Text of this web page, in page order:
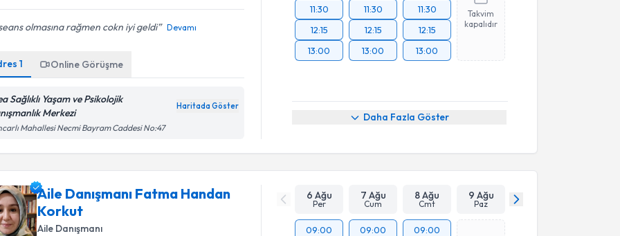
olmasına rağmen cokn iyi geldi Devamı
1 Online Görüşme
Sağlıklı Yaşam ve Psikolojik
Merkezi
Haritada Göster
Mahallesi Necmi Bayram Caddesi No:47
11:30
12:15
13:00
11:30
12:15
13:00
11:30
12:15
13:00
Takvim
kapalıdır
Daha Fazla Göster
Aile Danışmanı Fatma Handan
Korkut
Aile Danışmanı
6 Ağu
Per
7 Ağu
Cum
8 Ağu
Cmt
9 Ağu
Paz
09:00
09:00
09:00